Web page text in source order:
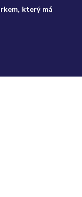
který má